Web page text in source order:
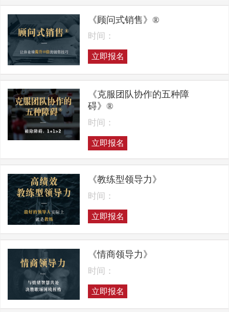
《顾问式销售》®
时间：
立即报名
《克服团队协作的五种障
碍》®
时间：
立即报名
《教练型领导力》
时间：
立即报名
《情商领导力》
时间：
立即报名